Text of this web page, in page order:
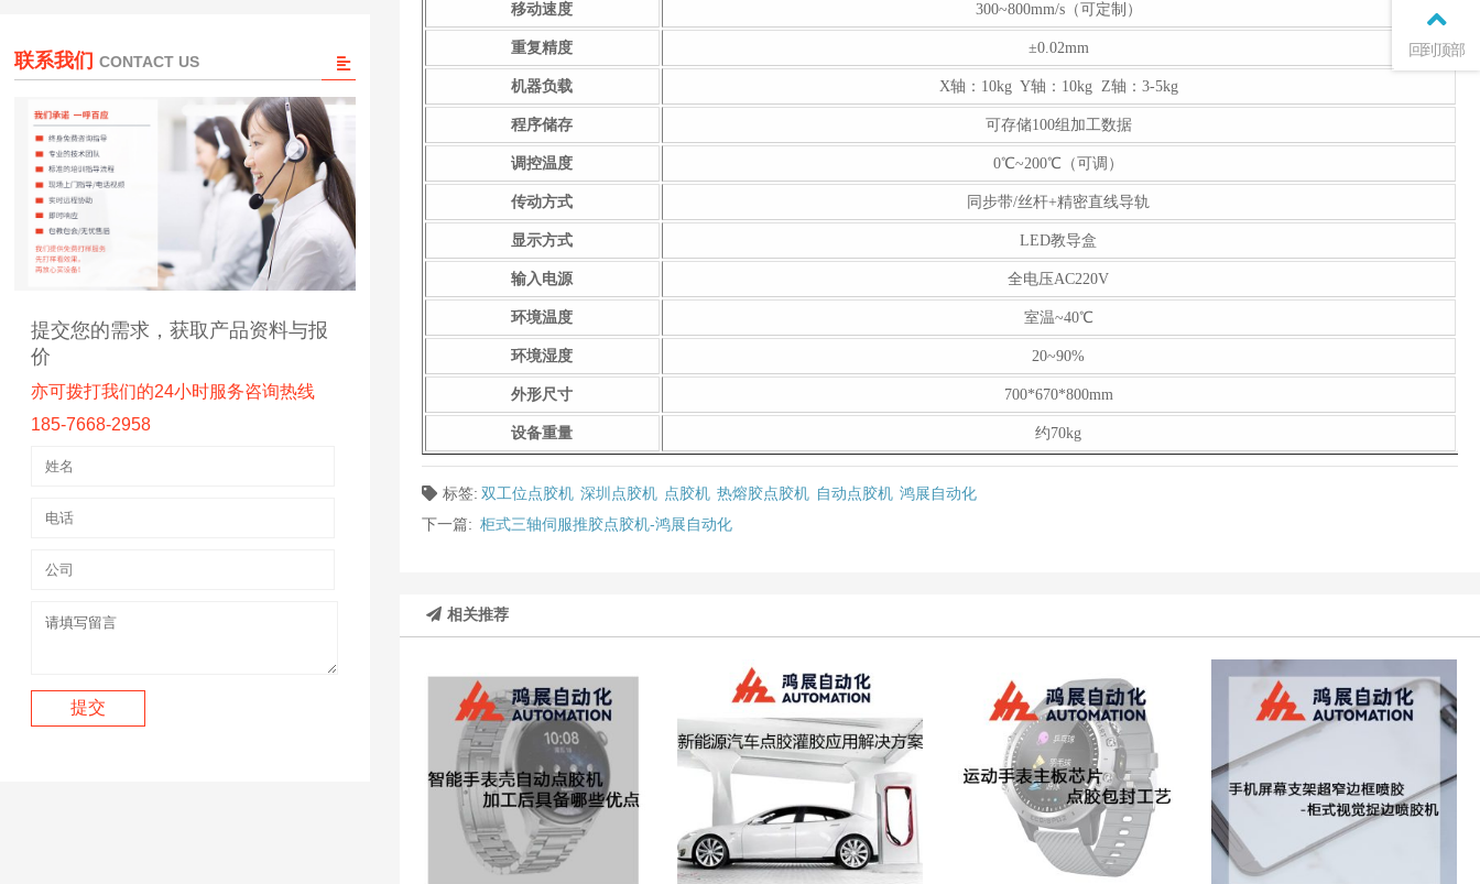
移动速度 300~800mm/s（可定制）
重复精度 ±0.02mm
机器负载 X轴：10kg Y轴：10kg Z轴：3-5kg
程序储存 可存储100组加工数据
调控温度 0℃~200℃（可调）
传动方式 同步带/丝杆+精密直线导轨
显示方式 LED教导盒
输入电源 全电压AC220V
环境温度 室温~40℃
环境湿度 20~90%
外形尺寸 700*670*800mm
设备重量 约70kg
标签: 双工位点胶机 深圳点胶机 点胶机 热熔胶点胶机 自动点胶机 鸿展自动化
下一篇: 柜式三轴伺服推胶点胶机-鸿展自动化
相关推荐
联系我们 CONTACT US
提交您的需求，获取产品资料与报
价
亦可拨打我们的24小时服务咨询热线
185-7668-2958
回到顶部